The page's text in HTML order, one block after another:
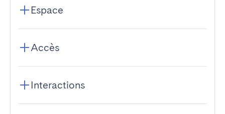
Espace
Accès
Interactions